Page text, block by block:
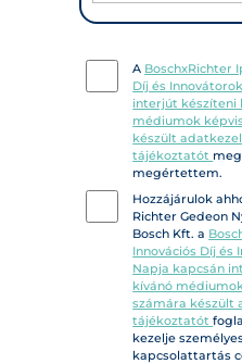
A BoschxRichter
Díj és
interjút készíteni
médiumok
készült
tájékoztatót
megértettem.
Hozzájárulok
Richter Gedeon
Bosch Kft. a
Innovációs Díj és
Napja kapcsán
kívánó
számára készült
tájékoztatót
kezelje
kapcsolattartás